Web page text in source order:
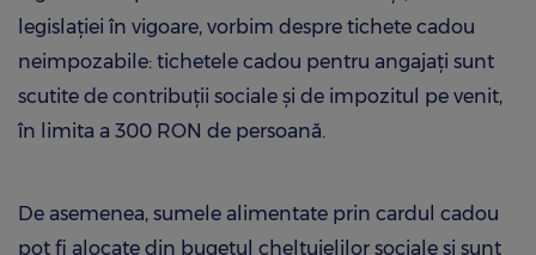
legislației în vigoare, vorbim despre tichete cadou
neimpozabile: tichetele cadou pentru angajați sunt
scutite de contribuții sociale și de impozitul pe venit,
în limita a 300 RON de persoană.
De asemenea, sumele alimentate prin cardul cadou
pot fi alocate din bugetul cheltuielilor sociale și sunt